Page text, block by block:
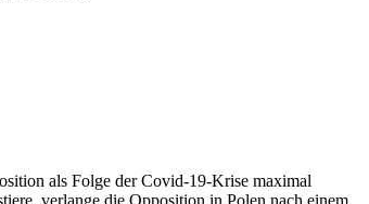
als Folge der Covid-19-Krise maximal
verlange die Opposition in Polen nach einem